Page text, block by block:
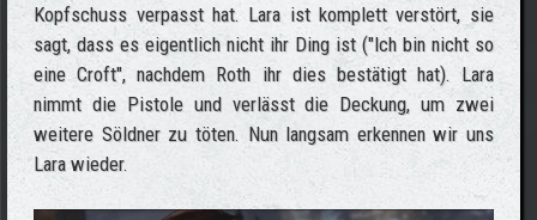
Kopfschuss verpasst hat. Lara ist komplett verstört, sie
sagt, dass es eigentlich nicht ihr Ding ist ("Ich bin nicht so
eine Croft", nachdem Roth ihr dies bestätigt hat). Lara
nimmt die Pistole und verlässt die Deckung, um zwei
weitere Söldner zu töten. Nun langsam erkennen wir uns
Lara wieder.